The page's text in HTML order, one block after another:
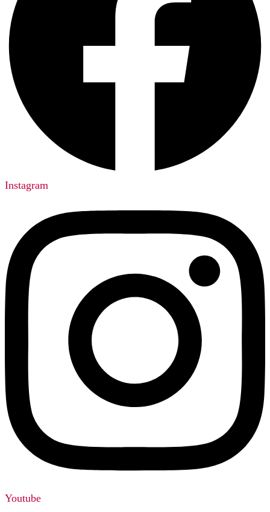
Instagram
Youtube